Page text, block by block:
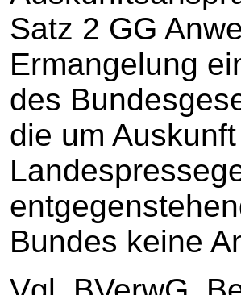
Satz 2 GG
Ermangelung
des
die um
Bundes keine